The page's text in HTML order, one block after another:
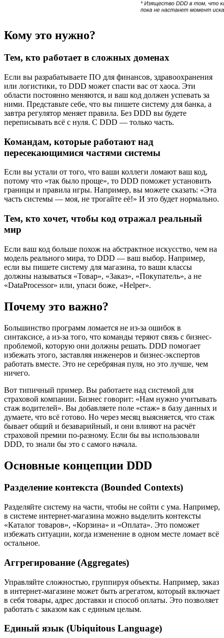
Кому это нужно?
Тем, кто работает в сложных доменах
Если вы разрабатываете ПО для финансов, здравоохранения
или логистики, то DDD может спасти вас от хаоса. Эти
области постоянно меняются, и ваш код должен успевать за
ними. Представьте себе, что вы пишете систему для банка, а
завтра регулятор меняет правила. Без DDD вы будете
переписывать всё с нуля. С DDD — только часть.
Командам, которые работают над
пересекающимися частями системы
Если вы устали от того, что ваши коллеги ломают ваш код,
потому что «так было проще», то DDD поможет установить
границы и правила игры. Например, вы можете сказать: «Эта
часть системы — моя, не трогайте её!» И это будет нормально.
Тем, кто хочет, чтобы код отражал реальный
мир
Если ваш код больше похож на абстрактное искусство, чем на
модель реального мира, то DDD — ваш выбор. Например,
если вы пишете систему для магазина, то ваши классы
должны называться «Товар», «Заказ», «Покупатель», а не
«DataProcessor» или, упаси боже, «Helper».
Почему это важно?
Большинство программ ломается не из-за ошибок в
синтаксисе, а из-за того, что команды теряют связь с бизнес-
проблемой, которую они должны решать. DDD помогает
избежать этого, заставляя инженеров и бизнес-экспертов
работать вместе. Это не серебряная пуля, но это лучше, чем
ничего.
Вот типичный пример. Вы работаете над системой для
страховой компании. Бизнес говорит: «Нам нужно учитывать
стаж водителей». Вы добавляете поле «стаж» в базу данных и
думаете, что всё готово. Но через месяц выясняется, что стаж
бывает общий и безаварийный, и они влияют на расчёт
страховой премии по-разному. Если бы вы использовали
DDD, то знали бы это с самого начала.
Основные концепции DDD
Разделение контекста (Bounded Contexts)
Разделяйте систему на части, чтобы не сойти с ума. Например,
в системе интернет-магазина можно выделить контексты
«Каталог товаров», «Корзина» и «Оплата». Это поможет
избежать ситуации, когда изменение в одном месте ломает всё
остальное.
Аггрегирование (Aggregates)
Управляйте сложностью, группируя объекты. Например, заказ
в интернет-магазине может быть агрегатом, который включает
в себя товары, адрес доставки и способ оплаты. Это позволяет
работать с заказом как с единым целым.
Единый язык (Ubiquitous Language)